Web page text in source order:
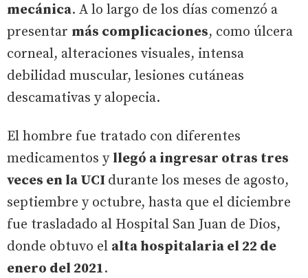
mecánica. A lo largo de los días comenzó a
presentar más complicaciones, como úlcera
corneal, alteraciones visuales, intensa
debilidad muscular, lesiones cutáneas
descamativas y alopecia.
El hombre fue tratado con diferentes
medicamentos y llegó a ingresar otras tres
veces en la UCI durante los meses de agosto,
septiembre y octubre, hasta que el diciembre
fue trasladado al Hospital San Juan de Dios,
donde obtuvo el alta hospitalaria el 22 de
enero del 2021.